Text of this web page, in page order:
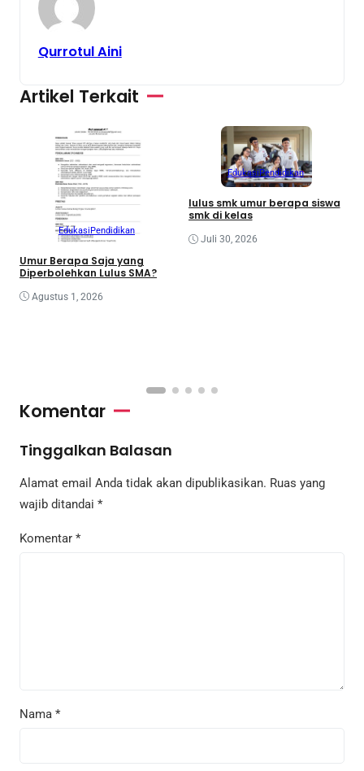
Qurrotul Aini
Artikel Terkait
EdukasiPendidikan
Umur Berapa Saja yang
Diperbolehkan Lulus SMA?
Agustus 1, 2026
EdukasiPendidikan
lulus smk umur berapa siswa
smk di kelas
Juli 30, 2026
Komentar
Tinggalkan Balasan
Alamat email Anda tidak akan dipublikasikan. Ruas yang
wajib ditandai *
Komentar *
Nama *